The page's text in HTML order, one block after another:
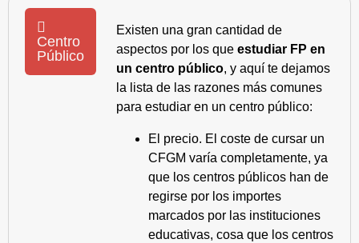
Centro
Público
Existen una gran cantidad de
aspectos por los que estudiar FP en
un centro público, y aquí te dejamos
la lista de las razones más comunes
para estudiar en un centro público:
El precio. El coste de cursar un
CFGM varía completamente, ya
que los centros públicos han de
regirse por los importes
marcados por las instituciones
educativas, cosa que los centros